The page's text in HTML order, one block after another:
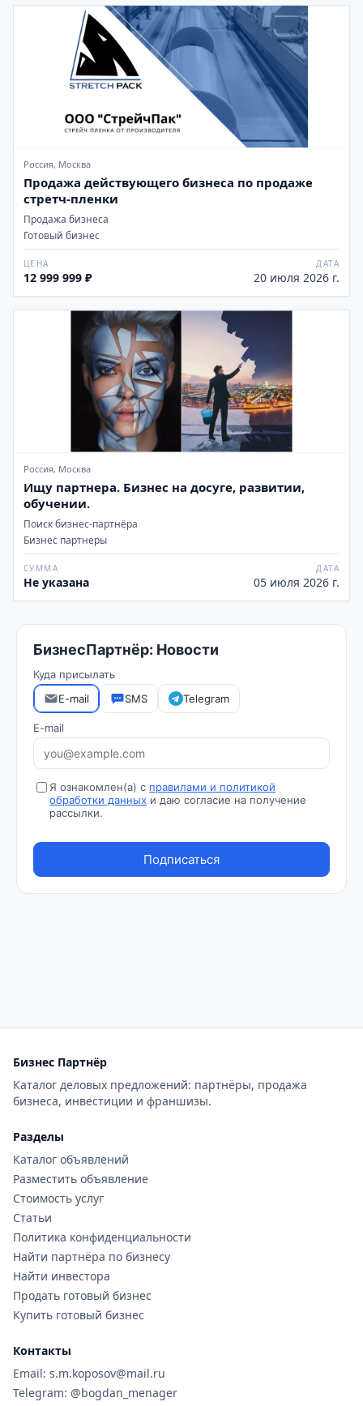
Россия, Москва
Продажа действующего бизнеса по продаже
стретч-пленки
Продажа бизнеса
Готовый бизнес
ЦЕНА
12 999 999 ₽
ДАТА
20 июля 2026 г.
Россия, Москва
Ищу партнера. Бизнес на досуге, развитии,
обучении.
Поиск бизнес-партнёра
Бизнес партнеры
СУММА
Не указана
ДАТА
05 июля 2026 г.
Бизнес Партнёр
Каталог деловых предложений: партнёры, продажа
бизнеса, инвестиции и франшизы.
Разделы
Каталог объявлений
Разместить объявление
Стоимость услуг
Статьи
Политика конфиденциальности
Найти партнёра по бизнесу
Найти инвестора
Продать готовый бизнес
Купить готовый бизнес
Контакты
Email: s.m.koposov@mail.ru
Telegram: @bogdan_menager